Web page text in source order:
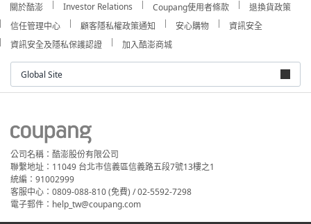
關於酷澎 Investor Relations Coupang使用者條款
退換貨政策
信任管理中心
顧客隱私權政策通知 安心購物
資訊安全
資訊安全及隱私保護認證
加入酷澎商城
Global Site
公司名稱：酷澎股份有限公司
聯繫地址：11049 台北市信義區信義路五段7號13樓之1
統編：91002999
客服中心：0809-088-810 (免費) / 02-5592-7298
電子郵件：help_tw@coupang.com